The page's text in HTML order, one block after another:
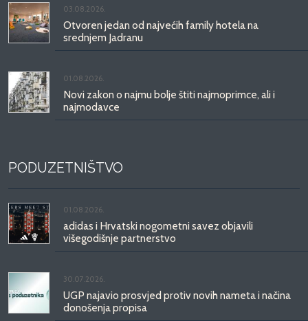
03.08.2026.
Otvoren jedan od najvećih family hotela na
srednjem Jadranu
01.08.2026.
Novi zakon o najmu bolje štiti najmoprimce, ali i
najmodavce
PODUZETNIŠTVO
01.08.2026.
adidas i Hrvatski nogometni savez objavili
višegodišnje partnerstvo
30.07.2026.
UGP najavio prosvjed protiv novih nameta i načina
donošenja propisa